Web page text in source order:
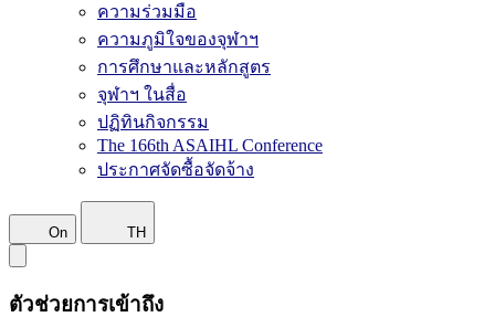
ความร่วมมือ
ความภูมิใจของจุฬาฯ
การศึกษาและหลักสูตร
จุฬาฯ ในสื่อ
ปฏิทินกิจกรรม
The 166th ASAIHL Conference
ประกาศจัดซื้อจัดจ้าง
On TH
ตัวช่วยการเข้าถึง